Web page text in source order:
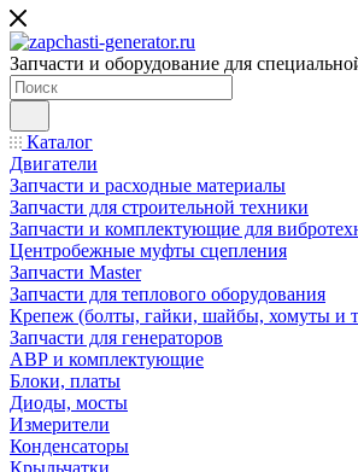
Запчасти и оборудование для
Каталог
Двигатели
Запчасти и расходные материалы
Запчасти для строительной техники
Запчасти и комплектующие для
Центробежные муфты сцепления
Запчасти Master
Запчасти для теплового оборудования
Крепеж (болты, гайки, шайбы, хомуты и
Запчасти для генераторов
АВР и комплектующие
Блоки, платы
Диоды, мосты
Измерители
Конденсаторы
Крыльчатки